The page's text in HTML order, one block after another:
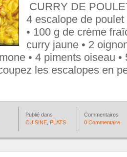
CURRY DE
4 escalope de
• 100 g de crème
curry jaune • 2
• 4 piments oiseau
les escalopes en
Publié dans
CUISINE PLATS
Commentaires
0 Commentaire